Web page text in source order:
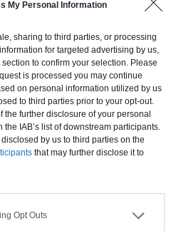
My Personal Information
sharing to third parties, or processing
for targeted advertising by us,
to confirm your selection. Please
is processed you may continue
on personal information utilized by us
to third parties prior to your opt-out.
the further disclosure of your personal
IAB’s list of downstream participants.
by us to third parties on the
that may further disclose it to
Opt Outs
: Fondations et normes
Le prix "clé en main"
et le second oeuvre (cuisine,
exclut piscine, jardin et
clôture.
partir de
TTC